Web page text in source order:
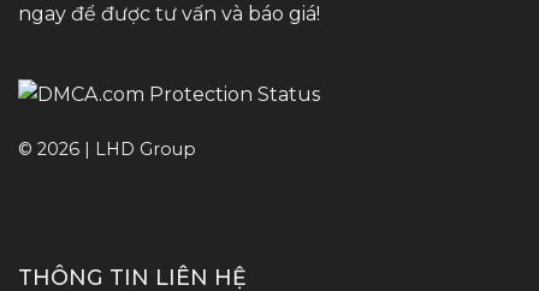
ngay để được tư vấn và báo giá!
© 2026 | LHD Group
THÔNG TIN LIÊN HỆ